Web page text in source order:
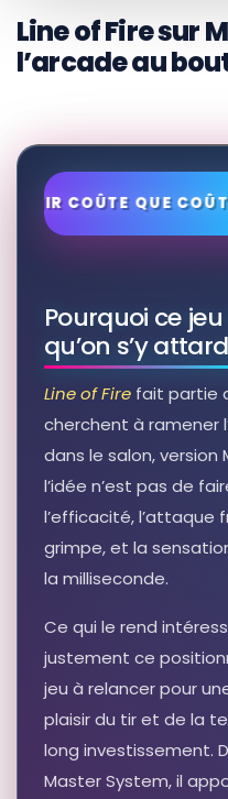
Autres
28,72
RÉSULTAT
In the
Autres
RÉSULTAT
In the
[Blu-
32,19
Voir sur
Line of Fire sur
l’arcade au
Pourquoi ce
qu’on s’y
Line of Fire fait partie
cherchent à ramener
dans le salon, version
l’idée n’est pas de
l’efficacité, l’attaque
grimpe, et la
la milliseconde.
Ce qui le rend
justement ce
jeu à relancer pour
plaisir du tir et de la
long investissement.
Master System, il